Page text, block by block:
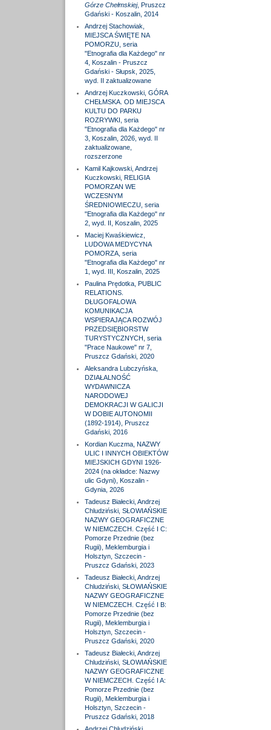
Górze Chełmskiej, Pruszcz
Gdański - Koszalin, 2014
Andrzej Stachowiak,
MIEJSCA ŚWIĘTE NA
POMORZU, seria
"Etnografia dla Każdego" nr
4, Koszalin - Pruszcz
Gdański - Słupsk, 2025,
wyd. II zaktualizowane
Andrzej Kuczkowski, GÓRA
CHEŁMSKA. OD MIEJSCA
KULTU DO PARKU
ROZRYWKI, seria
"Etnografia dla Każdego" nr
3, Koszalin, 2026, wyd. II
zaktualizowane,
rozszerzone
Kamil Kajkowski, Andrzej
Kuczkowski, RELIGIA
POMORZAN WE
WCZESNYM
ŚREDNIOWIECZU, seria
"Etnografia dla Każdego" nr
2, wyd. II, Koszalin, 2025
Maciej Kwaśkiewicz,
LUDOWA MEDYCYNA
POMORZA, seria
"Etnografia dla Każdego" nr
1, wyd. III, Koszalin, 2025
Paulina Prędotka, PUBLIC
RELATIONS.
DŁUGOFALOWA
KOMUNIKACJA
WSPIERAJĄCA ROZWÓJ
PRZEDSIĘBIORSTW
TURYSTYCZNYCH, seria
"Prace Naukowe" nr 7,
Pruszcz Gdański, 2020
Aleksandra Lubczyńska,
DZIAŁALNOŚĆ
WYDAWNICZA
NARODOWEJ
DEMOKRACJI W GALICJI
W DOBIE AUTONOMII
(1892-1914), Pruszcz
Gdański, 2016
Kordian Kuczma, NAZWY
ULIC I INNYCH OBIEKTÓW
MIEJSKICH GDYNI 1926-
2024 (na okładce: Nazwy
ulic Gdyni), Koszalin -
Gdynia, 2026
Tadeusz Białecki, Andrzej
Chludziński, SŁOWIAŃSKIE
NAZWY GEOGRAFICZNE
W NIEMCZECH. Część I C:
Pomorze Przednie (bez
Rugii), Meklemburgia i
Holsztyn, Szczecin -
Pruszcz Gdański, 2023
Tadeusz Białecki, Andrzej
Chludziński, SŁOWIAŃSKIE
NAZWY GEOGRAFICZNE
W NIEMCZECH. Część I B:
Pomorze Przednie (bez
Rugii), Meklemburgia i
Holsztyn, Szczecin -
Pruszcz Gdański, 2020
Tadeusz Białecki, Andrzej
Chludziński, SŁOWIAŃSKIE
NAZWY GEOGRAFICZNE
W NIEMCZECH. Część I A:
Pomorze Przednie (bez
Rugii), Meklemburgia i
Holsztyn, Szczecin -
Pruszcz Gdański, 2018